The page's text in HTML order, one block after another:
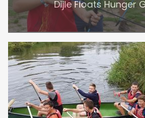
Dijle Floats Hunger